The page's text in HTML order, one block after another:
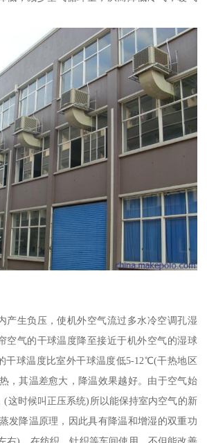
产生负压，使机外空气流过多水冷空调孔湿
空气的干球温度降至接近于机外空气的湿球
干球温度比室外干球温度低5-12℃(干热地区
，其温差愈大，降温效果越好。由于空气始
(这时候叫正压系统)所以能保持室内空气的新
发降温原理，因此具有降温和增湿的双重功
右)，在纺织、针织等车间使用，不但能改善